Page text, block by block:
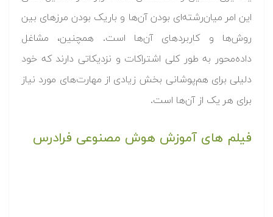
این امر میان‌رشته‌ای بودن آن‌ها و باریک بودن مرزهای بین
روش‌ها و کاربردهای آن‌ها است. همچنین، مشاغل
داده‌محور به طور کلی اشتراکات و نزدیکاتی دارند که خود
دلیلی برای هم‌پوشانی بخش زیادی از مهارت‌های مورد نیاز
برای هر یک از آن‌ها است.
فیلم های آموزش هوش مصنوعی فرادرس